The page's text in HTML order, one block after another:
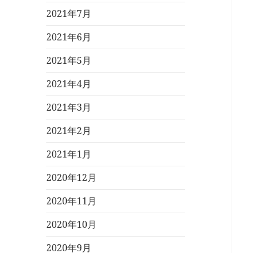
2021年7月
2021年6月
2021年5月
2021年4月
2021年3月
2021年2月
2021年1月
2020年12月
2020年11月
2020年10月
2020年9月